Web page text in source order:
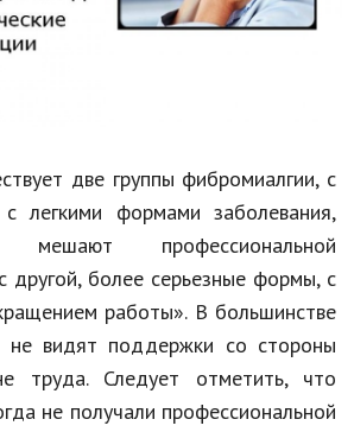
две группы фибромиалгии, с
легкими формами заболевания,
профессиональной
другой, более серьезные формы, с
работы». В большинстве
не видят поддержки со стороны
труда. Следует отметить, что
не получали профессиональной